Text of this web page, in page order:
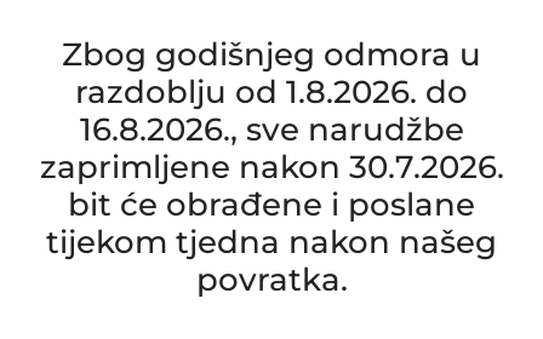
Zbog godišnjeg odmora u
razdoblju od 1.8.2026. do
16.8.2026., sve narudžbe
zaprimljene nakon 30.7.2026.
bit će obrađene i poslane
tijekom tjedna nakon našeg
povratka.